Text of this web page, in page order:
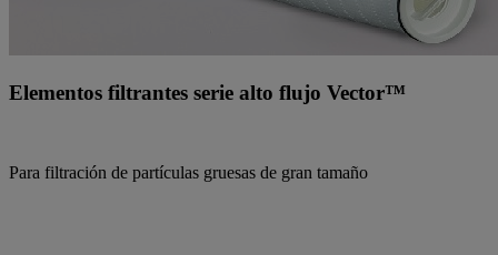
Elementos filtrantes serie alto flujo Vector™
Para filtración de partículas gruesas de gran tamaño